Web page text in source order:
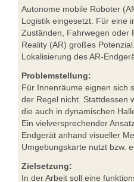
Autonome mobile Roboter
Logistik eingesetzt. Für eine
Zuständen, Fahrwegen oder
Reality (AR) großes
Lokalisierung des AR-
Problemstellung:
Für Innenräume eignen sich
der Regel nicht. Stattdessen
die auch in dynamischen
Ein vielversprechender
Endgerät anhand visueller
Umgebungskarte nutzt bzw.
Zielsetzung:
In der Arbeit soll eine